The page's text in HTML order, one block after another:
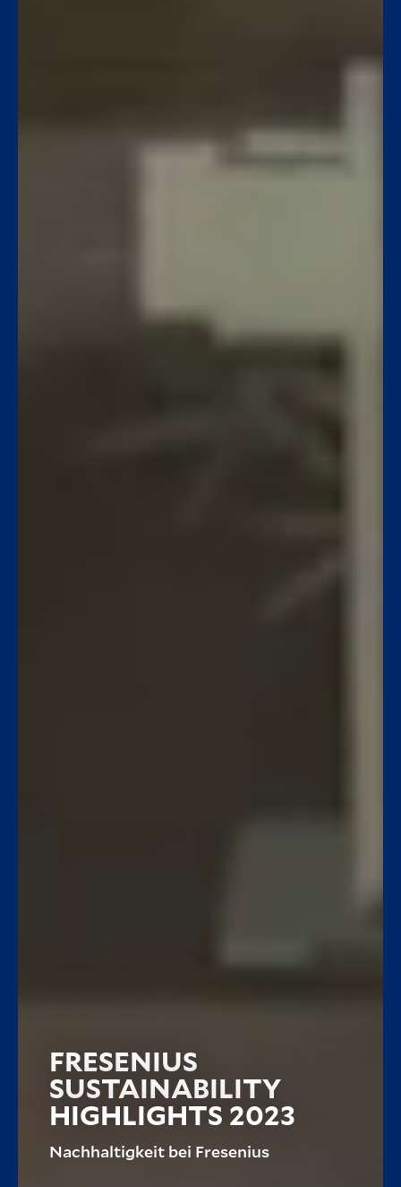
FRESENIUS
SUSTAINABILITY
HIGHLIGHTS 2023
Nachhaltigkeit bei Fresenius